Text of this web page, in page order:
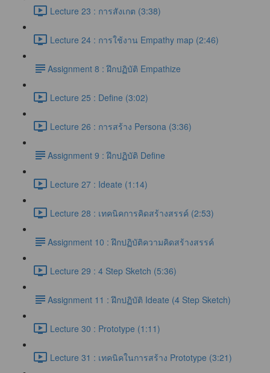
Lecture 23 : การสังเกต (3:38)
Lecture 24 : การใช้งาน Empathy map (2:46)
​Assignment 8 : ฝึกปฏิบัติ Empathize
Lecture 25 : Define (3:02)
Lecture 26 : การสร้าง Persona (3:36)
​Assignment 9 : ฝึกปฏิบัติ Define
Lecture 27 : Ideate (1:14)
Lecture 28 : เทคนิคการคิดสร้างสรรค์ (2:53)
​Assignment 10 : ฝึกปฏิบัติความคิดสร้างสรรค์
Lecture 29 : 4 Step Sketch (5:36)
​Assignment 11 : ฝึกปฏิบัติ Ideate (4 Step Sketch)
Lecture 30 : Prototype (1:11)
Lecture 31 : เทคนิคในการสร้าง Prototype (3:21)